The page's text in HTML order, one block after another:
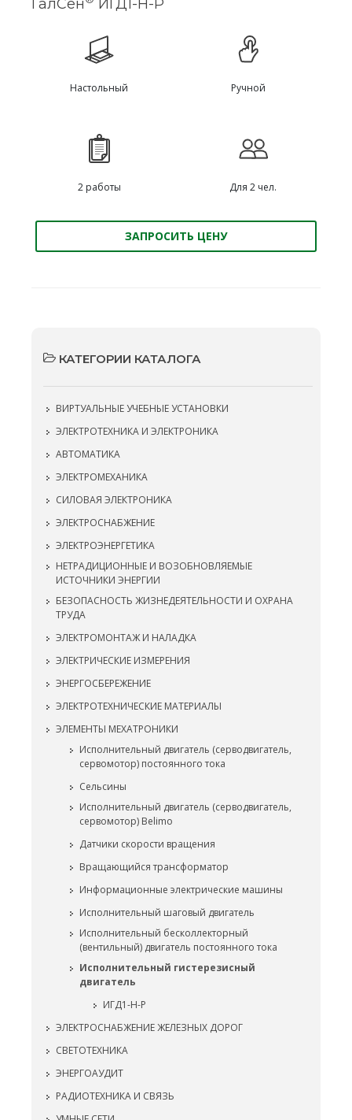
ГалСен ИГД1-Н-Р
Настольный Ручной
2 работы Для 2 чел.
ЗАПРОСИТЬ ЦЕНУ
КАТЕГОРИИ КАТАЛОГА
ВИРТУАЛЬНЫЕ УЧЕБНЫЕ УСТАНОВКИ
ЭЛЕКТРОТЕХНИКА И ЭЛЕКТРОНИКА
АВТОМАТИКА
ЭЛЕКТРОМЕХАНИКА
СИЛОВАЯ ЭЛЕКТРОНИКА
ЭЛЕКТРОСНАБЖЕНИЕ
ЭЛЕКТРОЭНЕРГЕТИКА
НЕТРАДИЦИОННЫЕ И ВОЗОБНОВЛЯЕМЫЕ
ИСТОЧНИКИ ЭНЕРГИИ
БЕЗОПАСНОСТЬ ЖИЗНЕДЕЯТЕЛЬНОСТИ И ОХРАНА
ТРУДА
ЭЛЕКТРОМОНТАЖ И НАЛАДКА
ЭЛЕКТРИЧЕСКИЕ ИЗМЕРЕНИЯ
ЭНЕРГОСБЕРЕЖЕНИЕ
ЭЛЕКТРОТЕХНИЧЕСКИЕ МАТЕРИАЛЫ
ЭЛЕМЕНТЫ МЕХАТРОНИКИ
Исполнительный двигатель (серводвигатель,
сервомотор) постоянного тока
Сельсины
Исполнительный двигатель (серводвигатель,
сервомотор) Belimo
Датчики скорости вращения
Вращающийся трансформатор
Информационные электрические машины
Исполнительный шаговый двигатель
Исполнительный бесколлекторный
(вентильный) двигатель постоянного тока
Исполнительный гистерезисный
двигатель
ИГД1-Н-Р
ЭЛЕКТРОСНАБЖЕНИЕ ЖЕЛЕЗНЫХ ДОРОГ
СВЕТОТЕХНИКА
ЭНЕРГОАУДИТ
РАДИОТЕХНИКА И СВЯЗЬ